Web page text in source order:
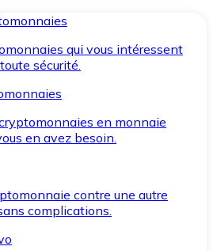
qui vous intéressent
sécurité.
en monnaie
en avez besoin.
contre une autre
complications.